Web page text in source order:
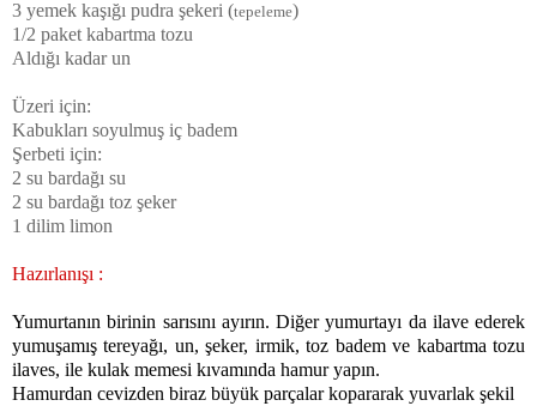
3 yemek kaşığı pudra şekeri (tepeleme)
1/2 paket kabartma tozu
Aldığı kadar un
Üzeri için:
Kabukları soyulmuş iç badem
Şerbeti için:
2 su bardağı su
2 su bardağı toz şeker
1 dilim limon
Hazırlanışı :
Yumurtanın birinin sarısını ayırın. Diğer yumurtayı da ilave ederek
yumuşamış tereyağı, un, şeker, irmik, toz badem ve kabartma tozu
ilaves, ile kulak memesi kıvamında hamur yapın.
Hamurdan cevizden biraz büyük parçalar kopararak yuvarlak şekil